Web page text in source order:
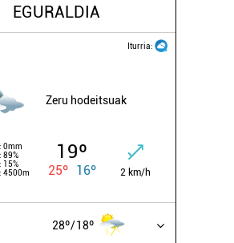
EGURALDIA
Iturria:
Zeru hodeitsuak
0mm
89%
15%
4500m
19º
25º 16º 2 km/h
28º 18º